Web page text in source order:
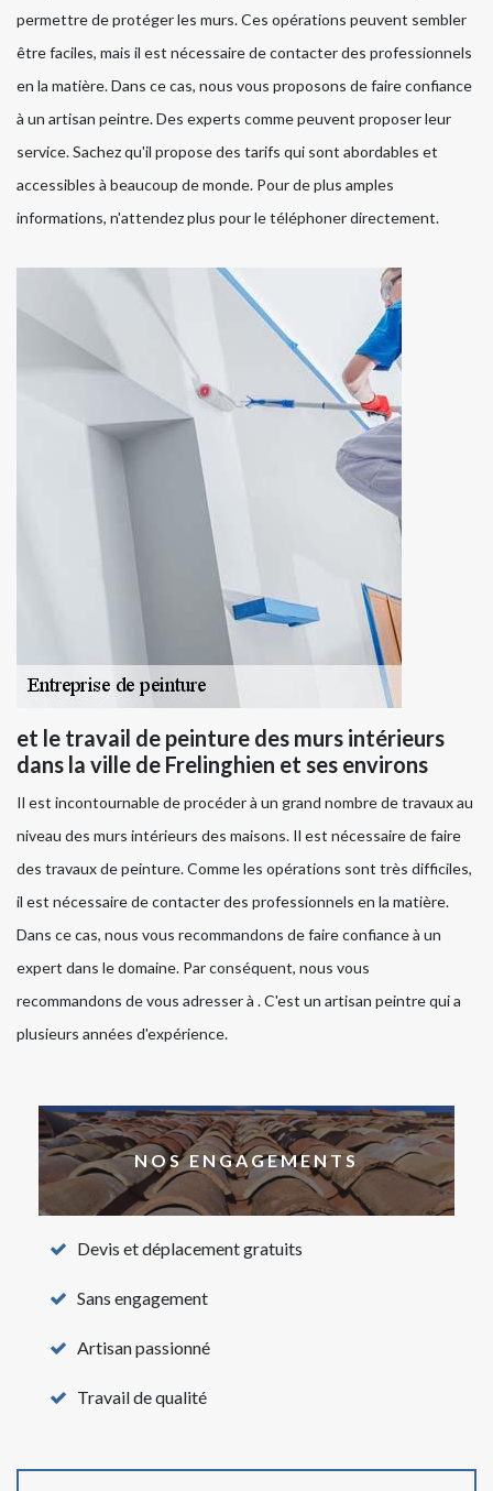
permettre de protéger les murs. Ces opérations peuvent sembler
être faciles, mais il est nécessaire de contacter des professionnels
en la matière. Dans ce cas, nous vous proposons de faire confiance
à un artisan peintre. Des experts comme peuvent proposer leur
service. Sachez qu'il propose des tarifs qui sont abordables et
accessibles à beaucoup de monde. Pour de plus amples
informations, n'attendez plus pour le téléphoner directement.
et le travail de peinture des murs intérieurs
dans la ville de Frelinghien et ses environs
Il est incontournable de procéder à un grand nombre de travaux au
niveau des murs intérieurs des maisons. Il est nécessaire de faire
des travaux de peinture. Comme les opérations sont très difficiles,
il est nécessaire de contacter des professionnels en la matière.
Dans ce cas, nous vous recommandons de faire confiance à un
expert dans le domaine. Par conséquent, nous vous
recommandons de vous adresser à . C'est un artisan peintre qui a
plusieurs années d'expérience.
NOS ENGAGEMENTS
Devis et déplacement gratuits
Sans engagement
Artisan passionné
Travail de qualité